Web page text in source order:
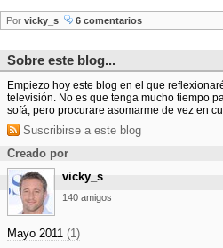
Por vicky_s 6 comentarios
Sobre este blog...
Empiezo hoy este blog en el que
televisión. No es que tenga mucho tiempo
sofá, pero procurare asomarme de vez en
Suscribirse a este blog
Creado por
vicky_s
140 amigos
Mayo 2011 (1)